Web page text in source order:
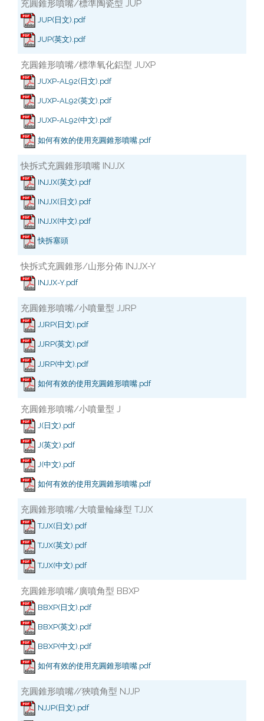
充圓錐形噴嘴/標準陶瓷型 JUP
JUP(日文).pdf
JUP(英文).pdf
充圓錐形噴嘴/標準氧化鋁型 JUXP
JUXP-AL92(日文).pdf
JUXP-AL92(英文).pdf
JUXP-AL92(中文).pdf
如何有效的使用充圓錐形噴嘴.pdf
快拆式充圓錐形噴嘴 INJJX
INJJX(英文).pdf
INJJX(日文).pdf
INJJX(中文).pdf
快拆塞頭
快拆式充圓錐形/山形分佈 INJJX-Y
INJJX-Y.pdf
充圓錐形噴嘴/小噴量型 JJRP
JJRP(日文).pdf
JJRP(英文).pdf
JJRP(中文).pdf
如何有效的使用充圓錐形噴嘴.pdf
充圓錐形噴嘴/小噴量型 J
J(日文).pdf
J(英文).pdf
J(中文).pdf
如何有效的使用充圓錐形噴嘴.pdf
充圓錐形噴嘴/大噴量輪緣型 TJJX
TJJX(日文).pdf
TJJX(英文).pdf
TJJX(中文).pdf
充圓錐形噴嘴/廣噴角型 BBXP
BBXP(日文).pdf
BBXP(英文).pdf
BBXP(中文).pdf
如何有效的使用充圓錐形噴嘴.pdf
充圓錐形噴嘴//狹噴角型 NJJP
NJJP(日文).pdf